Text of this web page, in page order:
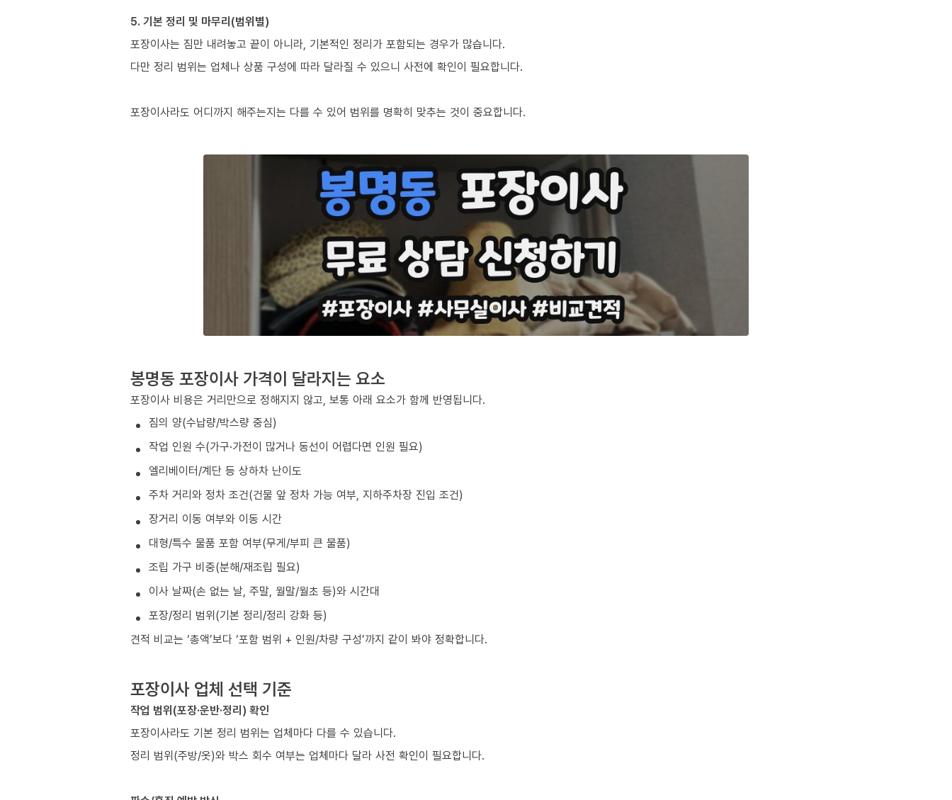
5. 기본 정리 및 마무리(범위별)
포장이사는 짐만 내려놓고 끝이 아니라, 기본적인 정리가 포함되는 경우가 많습니다.
다만 정리 범위는 업체나 상품 구성에 따라 달라질 수 있으니 사전에 확인이 필요합니다.
포장이사라도 어디까지 해주는지는 다를 수 있어 범위를 명확히 맞추는 것이 중요합니다.
봉명동 포장이사 가격이 달라지는 요소
포장이사 비용은 거리만으로 정해지지 않고, 보통 아래 요소가 함께 반영됩니다.
짐의 양(수납량/박스량 중심)
작업 인원 수(가구·가전이 많거나 동선이 어렵다면 인원 필요)
엘리베이터/계단 등 상하차 난이도
주차 거리와 정차 조건(건물 앞 정차 가능 여부, 지하주차장 진입 조건)
장거리 이동 여부와 이동 시간
대형/특수 물품 포함 여부(무게/부피 큰 물품)
조립 가구 비중(분해/재조립 필요)
이사 날짜(손 없는 날, 주말, 월말/월초 등)와 시간대
포장/정리 범위(기본 정리/정리 강화 등)
견적 비교는 ‘총액’보다 ‘포함 범위 + 인원/차량 구성’까지 같이 봐야 정확합니다.
포장이사 업체 선택 기준
작업 범위(포장·운반·정리) 확인
포장이사라도 기본 정리 범위는 업체마다 다를 수 있습니다.
정리 범위(주방/옷)와 박스 회수 여부는 업체마다 달라 사전 확인이 필요합니다.